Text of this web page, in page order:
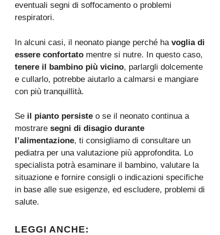
eventuali segni di soffocamento o problemi
respiratori.
In alcuni casi, il neonato piange perché ha voglia di
essere confortato mentre si nutre. In questo caso,
tenere il bambino più vicino, parlargli dolcemente
e cullarlo, potrebbe aiutarlo a calmarsi e mangiare
con più tranquillità.
Se il pianto persiste o se il neonato continua a
mostrare segni di disagio durante
l’alimentazione, ti consigliamo di consultare un
pediatra per una valutazione più approfondita. Lo
specialista potrà esaminare il bambino, valutare la
situazione e fornire consigli o indicazioni specifiche
in base alle sue esigenze, ed escludere, problemi di
salute.
LEGGI ANCHE: